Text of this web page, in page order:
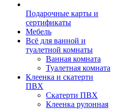
Подарочные карты и
сертификаты
Мебель
Всё для ванной и
туалетной комнаты
Ванная комната
Туалетная комната
Клеенка и скатерти
ПВХ
Скатерти ПВХ
Клеенка рулонная